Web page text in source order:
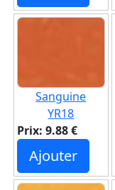
Sanguine
YR18
Prix: 9.88 €
Ajouter